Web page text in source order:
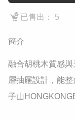
已售出： 5
簡介
融合胡桃木質感
層抽屜設計，能
子山